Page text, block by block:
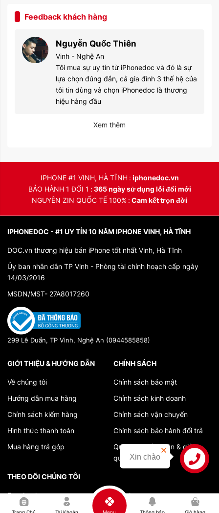
Feedback khách hàng
Nguyễn Quốc Thiên
Vinh - Nghệ An
Tôi mua sự uy tín từ iPhonedoc và đó là sự
lựa chọn đúng đắn, cả gia đình 3 thế hệ của
tôi tin dùng và chọn iPhonedoc là thương
hiệu hàng đầu
Xem thêm
IPHONE #1 VINH, HÀ TĨNH
iphonedoc.vn
BẢO HÀNH 1 ĐỔI 1
365 ngày sử dụng lỗi đổi mới
NGUYÊN ZIN QUỐC TẾ 100% Cam kết trọn đời
IPHONEDOC - #1 UY TÍN 10 NĂM IPHONE VINH, HÀ TĨNH
DOC.vn thương hiệu bán iPhone tốt nhất Vinh, Hà Tĩnh
Ủy ban nhân dân TP Vinh - Phòng tài chính hoạch cấp ngày
14/03/2016
MSDN/MST- 27A8017260
299 Lê Duẩn, TP Vinh, Nghệ An (0944585858)
GIỚI THIỆU & HƯỚNG DẪN
Về chúng tôi
Hướng dẫn mua hàng
Chính sách kiểm hàng
Hình thức thanh toán
Mua hàng trả góp
CHÍNH SÁCH
Chính sách bảo mật
Chính sách kinh doanh
Chính sách vận chuyển
Chính sách bảo hành đổi trả
Quy trình tiếp nhận & giải
quyết khiếu nại
THEO DÕI CHÚNG TÔI
Facebook
Youtube
Tiktok
Instagram
0
Liên hệ
Xin chào